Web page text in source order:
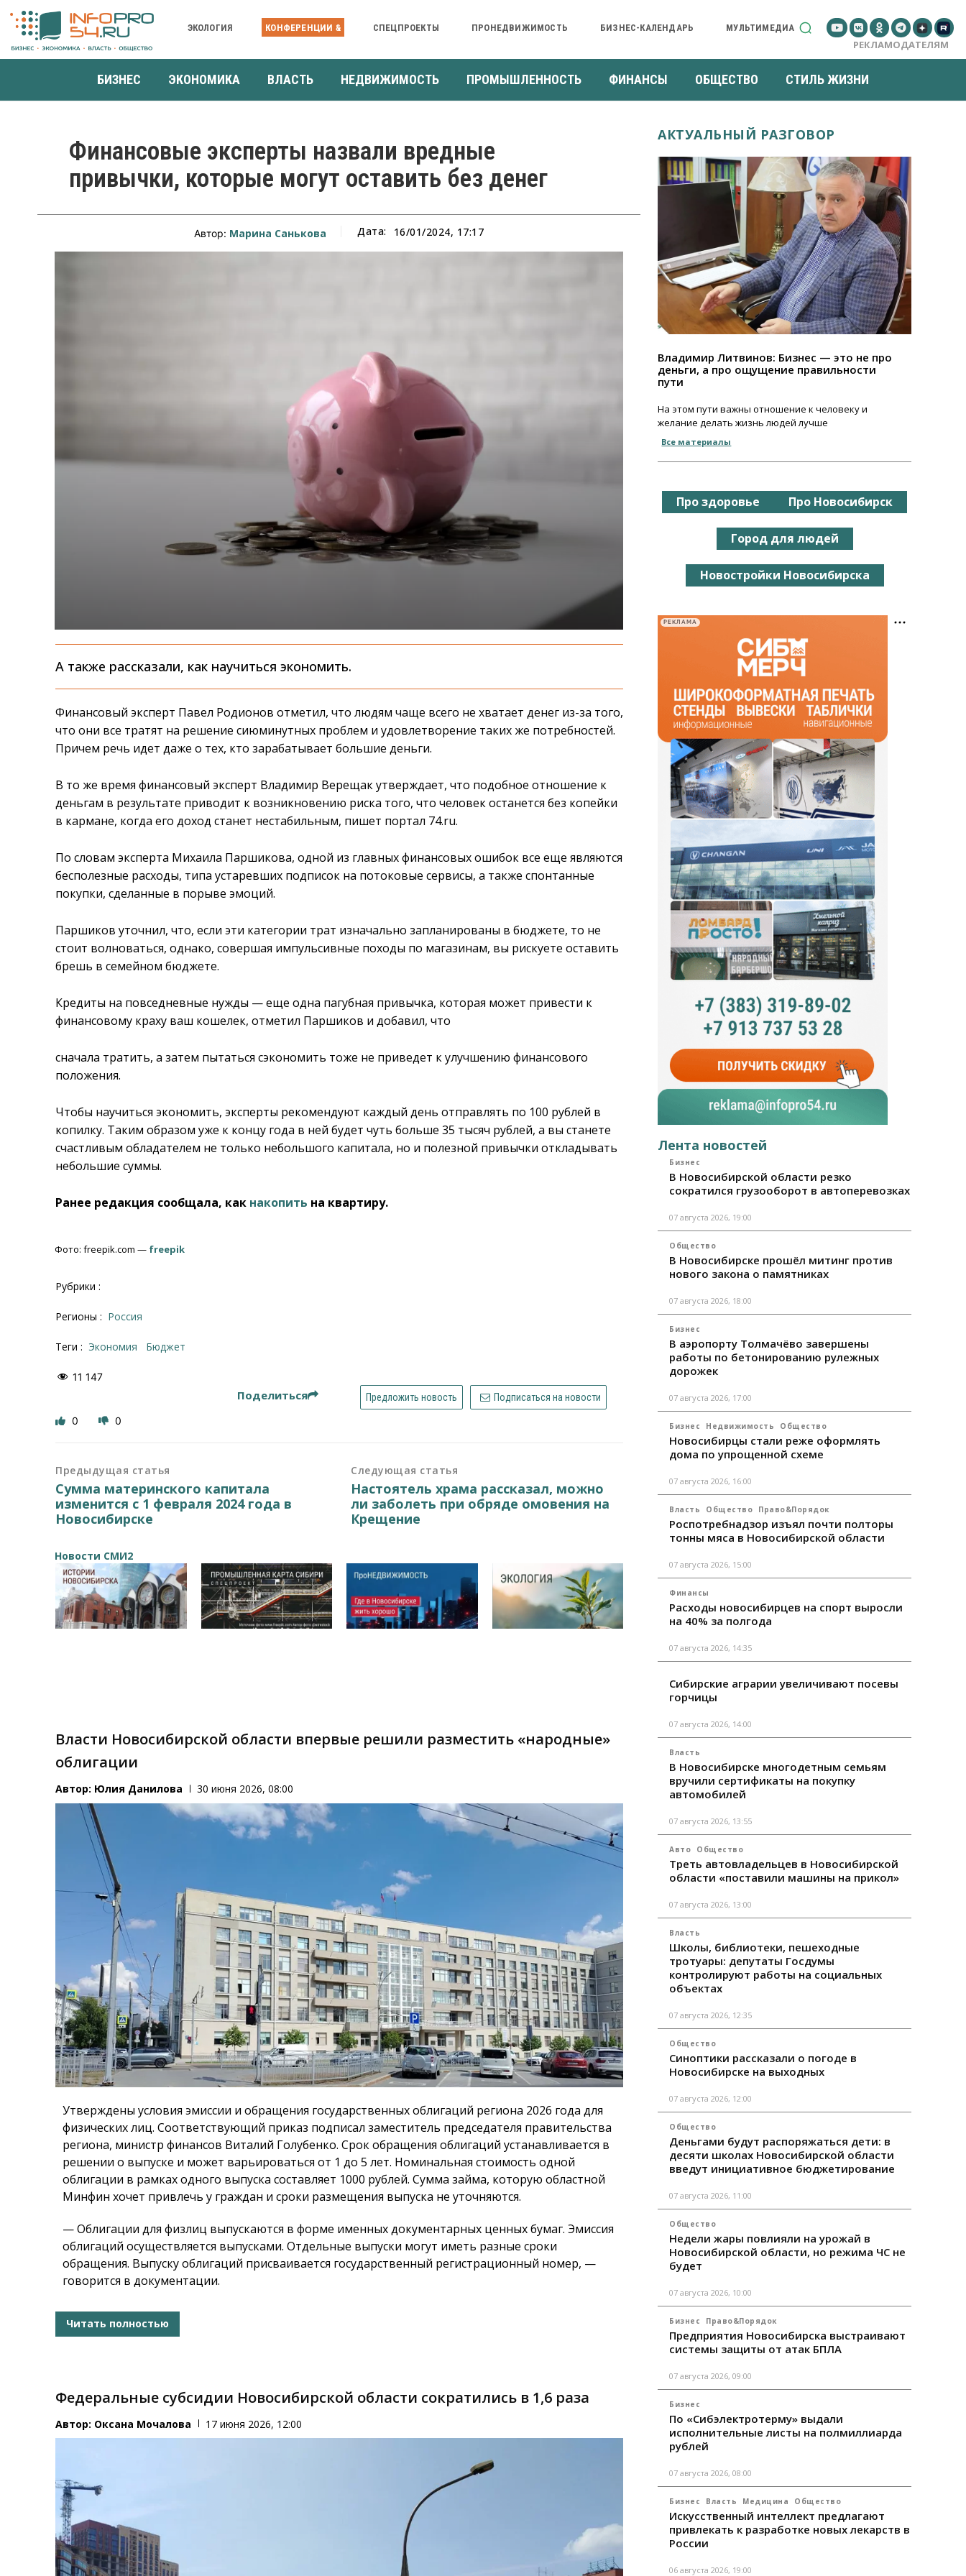
ЭКОЛОГИЯ КОНФЕРЕНЦИИ & СПЕЦПРОЕКТЫ ПРОНЕДВИЖИМОСТЬ БИЗНЕС-КАЛЕНДАРЬ МУЛЬТИМЕДИА
РЕКЛАМОДАТЕЛЯМ
БИЗНЕС ЭКОНОМИКА ВЛАСТЬ НЕДВИЖИМОСТЬ ПРОМЫШЛЕННОСТЬ ФИНАНСЫ ОБЩЕСТВО СТИЛЬ ЖИЗНИ
Финансовые эксперты назвали вредные
привычки, которые могут оставить без денег
Автор: Марина Санькова Дата: 16/01/2024, 17:17
А также рассказали, как научиться экономить.
Финансовый эксперт Павел Родионов отметил, что людям чаще всего не хватает денег из-за того,
что они все тратят на решение сиюминутных проблем и удовлетворение таких же потребностей.
Причем речь идет даже о тех, кто зарабатывает большие деньги.
В то же время финансовый эксперт Владимир Верещак утверждает, что подобное отношение к
деньгам в результате приводит к возникновению риска того, что человек останется без копейки
в кармане, когда его доход станет нестабильным, пишет портал 74.ru.
По словам эксперта Михаила Паршикова, одной из главных финансовых ошибок все еще являются
бесполезные расходы, типа устаревших подписок на потоковые сервисы, а также спонтанные
покупки, сделанные в порыве эмоций.
Паршиков уточнил, что, если эти категории трат изначально запланированы в бюджете, то не
стоит волноваться, однако, совершая импульсивные походы по магазинам, вы рискуете оставить
брешь в семейном бюджете.
Кредиты на повседневные нужды — еще одна пагубная привычка, которая может привести к
финансовому краху ваш кошелек, отметил Паршиков и добавил, что
сначала тратить, а затем пытаться сэкономить тоже не приведет к улучшению финансового
положения.
Чтобы научиться экономить, эксперты рекомендуют каждый день отправлять по 100 рублей в
копилку. Таким образом уже к концу года в ней будет чуть больше 35 тысяч рублей, а вы станете
счастливым обладателем не только небольшого капитала, но и полезной привычки откладывать
небольшие суммы.
Ранее редакция сообщала, как накопить на квартиру.
Фото: freepik.com — freepik
Рубрики :
Регионы : Россия
Теги : экономия бюджет
11 147
Поделиться Предложить новость Подписаться на новости
0 0
Предыдущая статья
Сумма материнского капитала
изменится с 1 февраля 2024 года в
Новосибирске
Следующая статья
Настоятель храма рассказал, можно
ли заболеть при обряде омовения на
Крещение
Новости СМИ2
Власти Новосибирской области впервые решили разместить «народные»
облигации
Автор: Юлия Данилова 30 июня 2026, 08:00
Утверждены условия эмиссии и обращения государственных облигаций региона 2026 года для
физических лиц. Соответствующий приказ подписал заместитель председателя правительства
региона, министр финансов Виталий Голубенко. Срок обращения облигаций устанавливается в
решении о выпуске и может варьироваться от 1 до 5 лет. Номинальная стоимость одной
облигации в рамках одного выпуска составляет 1000 рублей. Сумма займа, которую областной
Минфин хочет привлечь у граждан и сроки размещения выпуска не уточняются.
— Облигации для физлиц выпускаются в форме именных документарных ценных бумаг. Эмиссия
облигаций осуществляется выпусками. Отдельные выпуски могут иметь разные сроки
обращения. Выпуску облигаций присваивается государственный регистрационный номер, —
говорится в документации.
Читать полностью
Федеральные субсидии Новосибирской области сократились в 1,6 раза
Автор: Оксана Мочалова 17 июня 2026, 12:00
АКТУАЛЬНЫЙ РАЗГОВОР
Владимир Литвинов: Бизнес — это не про
деньги, а про ощущение правильности
пути
На этом пути важны отношение к человеку и
желание делать жизнь людей лучше
Все материалы
Про здоровье Про Новосибирск
Город для людей
Новостройки Новосибирска
РЕКЛАМА
Лента новостей
Бизнес
В Новосибирской области резко
сократился грузооборот в автоперевозках
07 августа 2026, 19:00
Общество
В Новосибирске прошёл митинг против
нового закона о памятниках
07 августа 2026, 18:00
Бизнес
В аэропорту Толмачёво завершены
работы по бетонированию рулежных
дорожек
07 августа 2026, 17:00
Бизнес Недвижимость Общество
Новосибирцы стали реже оформлять
дома по упрощенной схеме
07 августа 2026, 16:00
Власть Общество Право&Порядок
Роспотребнадзор изъял почти полторы
тонны мяса в Новосибирской области
07 августа 2026, 15:00
Финансы
Расходы новосибирцев на спорт выросли
на 40% за полгода
07 августа 2026, 14:35
Сибирские аграрии увеличивают посевы
горчицы
07 августа 2026, 14:00
Власть
В Новосибирске многодетным семьям
вручили сертификаты на покупку
автомобилей
07 августа 2026, 13:55
Авто Общество
Треть автовладельцев в Новосибирской
области «поставили машины на прикол»
07 августа 2026, 13:00
Власть
Школы, библиотеки, пешеходные
тротуары: депутаты Госдумы
контролируют работы на социальных
объектах
07 августа 2026, 12:35
Общество
Синоптики рассказали о погоде в
Новосибирске на выходных
07 августа 2026, 12:00
Общество
Деньгами будут распоряжаться дети: в
десяти школах Новосибирской области
введут инициативное бюджетирование
07 августа 2026, 11:00
Общество
Недели жары повлияли на урожай в
Новосибирской области, но режима ЧС не
будет
07 августа 2026, 10:00
Бизнес Право&Порядок
Предприятия Новосибирска выстраивают
системы защиты от атак БПЛА
07 августа 2026, 09:00
Бизнес
По «Сибэлектротерму» выдали
исполнительные листы на полмиллиарда
рублей
07 августа 2026, 08:00
Бизнес Власть Медицина Общество
Искусственный интеллект предлагают
привлекать к разработке новых лекарств в
России
06 августа 2026, 19:00